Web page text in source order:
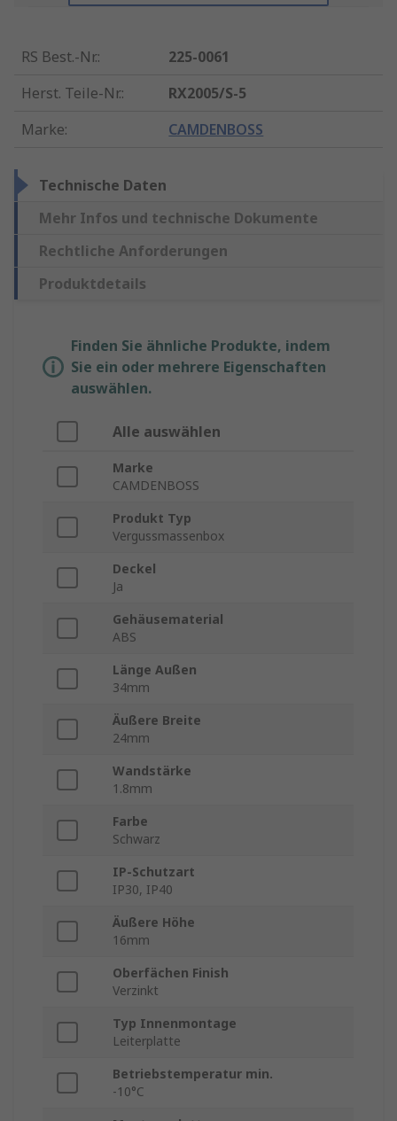
RS Best.-Nr.:
225-0061
Herst. Teile-Nr.:
RX2005/S-5
Marke: CAMDENBOSS
Technische Daten
Mehr Infos und technische Dokumente
Rechtliche Anforderungen
Produktdetails
Finden Sie ähnliche Produkte, indem
Sie ein oder mehrere Eigenschaften
auswählen.
Alle auswählen
Marke
CAMDENBOSS
Produkt Typ
Vergussmassenbox
Deckel
Ja
Gehäusematerial
ABS
Länge Außen
34mm
Äußere Breite
24mm
Wandstärke
1.8mm
Farbe
Schwarz
IP-Schutzart
IP30, IP40
Äußere Höhe
16mm
Oberfächen Finish
Verzinkt
Typ Innenmontage
Leiterplatte
Betriebstemperatur min.
-10°C